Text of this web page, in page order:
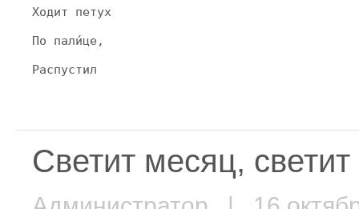
Ходит петух
По пали́це,
Распустил
Светит месяц,